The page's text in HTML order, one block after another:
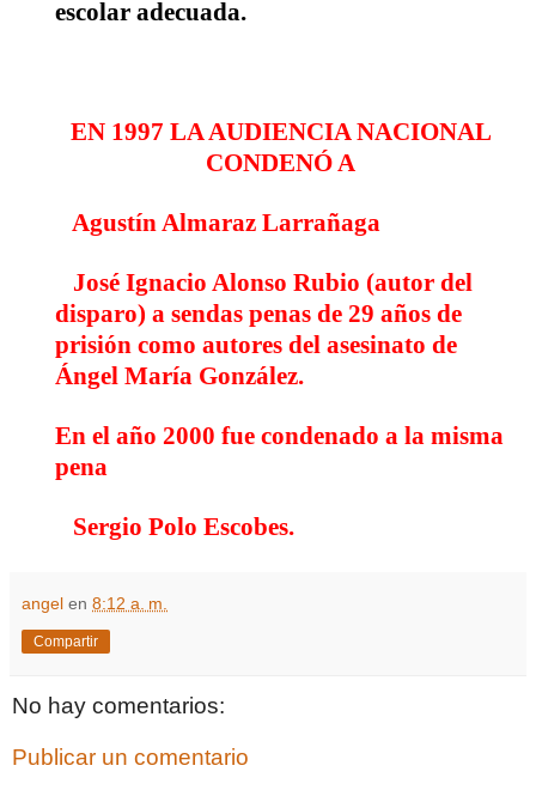
escolar adecuada.
EN 1997 LA AUDIENCIA NACIONAL
CONDENÓ A
Agustín Almaraz Larrañaga
José Ignacio Alonso Rubio (autor del
disparo) a sendas penas de 29 años de
prisión como autores del asesinato de
Ángel María González.
En el año 2000 fue condenado a la misma
pena
Sergio Polo Escobes.
angel en 8:12 a. m.
Compartir
No hay comentarios:
Publicar un comentario